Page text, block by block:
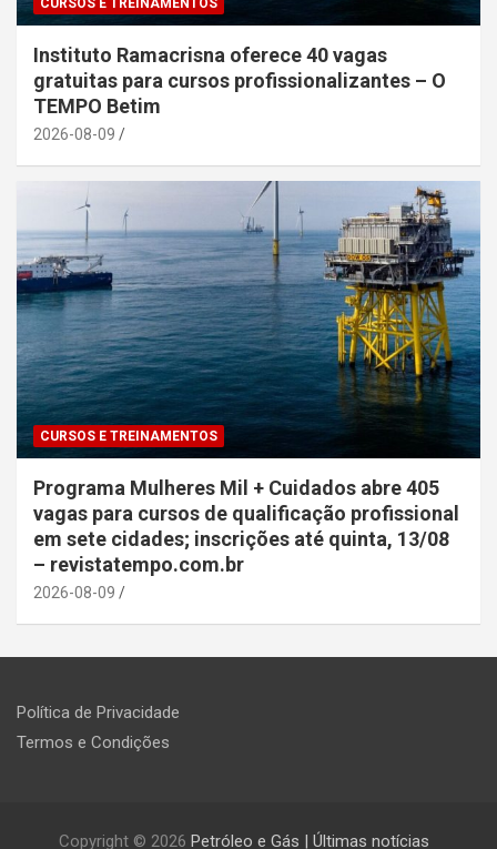
Instituto Ramacrisna oferece 40 vagas
gratuitas para cursos profissionalizantes – O
TEMPO Betim
2026-08-09
CURSOS E TREINAMENTOS
Programa Mulheres Mil + Cuidados abre 405
vagas para cursos de qualificação profissional
em sete cidades; inscrições até quinta, 13/08
– revistatempo.com.br
2026-08-09
Política de Privacidade
Termos e Condições
Copyright © 2026 Petróleo e Gás | Últimas notícias